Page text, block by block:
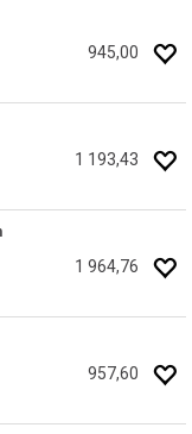
945,00
1 193,43
1 964,76
957,60